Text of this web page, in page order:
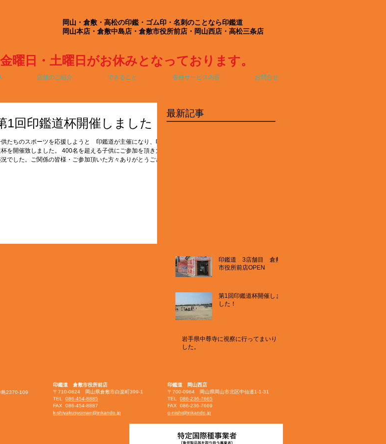
岡山・倉敷・高松の印鑑・ゴム印・名刺のことなら印鑑道
岡山本店・倉敷中島店・倉敷市役所前店・岡山西店・高松三条店
曜日・土曜日がお休みとなっております。
店舗のご紹介 できること 各種サービス内容 お問合せ
1回印鑑道杯開催しました！
たちのスポーツを応援しようと 印鑑道が主催になり、印鑑
を開催致しました。 400名を超える子供にご参加を頂き大変
でした。ご関係の皆様・ご参加頂いた方々ありがとうござい
最新記事
印鑑道 3店舗目 倉敷
市役所前店OPEN
第1回印鑑道杯開催しま
した！
岩手県中尊寺に視察に行ってまいりま
した。
2370-109
印鑑道 倉敷市役所前店
〒710-0824 岡山県倉敷市白楽町399-1
TEL 086-454-8885
FAX 086-454-8887
k-shiyakusyomae@inkando.jp
印鑑道 岡山西店
〒700-0964 岡山県岡山市北区中仙道1-1-31
TEL 086-236-7665
FAX 086-236-7669
o-nishi@inkando.jp